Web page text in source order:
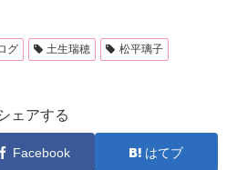
グ 土生瑞穂
松平璃子
ェアする
Facebook はてブ